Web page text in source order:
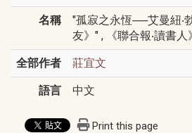
名稱
"孤寂之永恆──艾曼紐‧
友》" , 《聯合報‧讀書人
全部作者 莊宜文
語言 中文
Print this page